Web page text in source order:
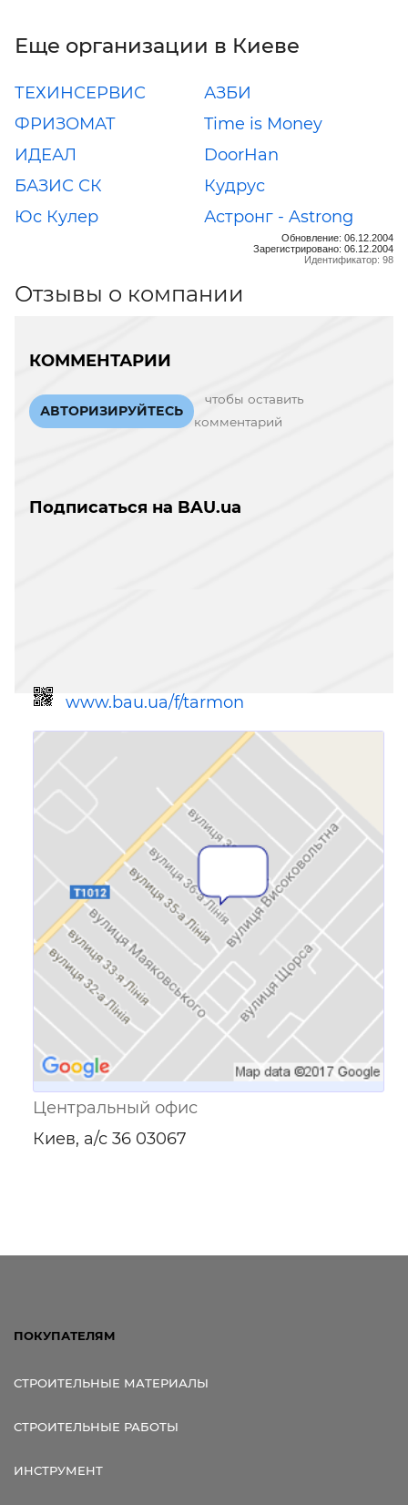
Еще организации в Киеве
ТЕХИНСЕРВИС
АЗБИ
ФРИЗОМАТ
Time is Money
ИДЕАЛ
DoorHan
БАЗИС СК
Кудрус
Юс Кулер
Астронг - Astrong
Обновление: 06.12.2004
Зарегистрировано: 06.12.2004
Идентификатор: 98
Отзывы о компании
КОММЕНТАРИИ
АВТОРИЗИРУЙТЕСЬ
чтобы оставить
комментарий
Подписаться на BAU.ua
www.bau.ua/f/tarmon
Ссылка для мобильных устройств
Центральный офис
Киев, а/с 36 03067
ПОКУПАТЕЛЯМ
СТРОИТЕЛЬНЫЕ МАТЕРИАЛЫ
СТРОИТЕЛЬНЫЕ РАБОТЫ
ИНСТРУМЕНТ